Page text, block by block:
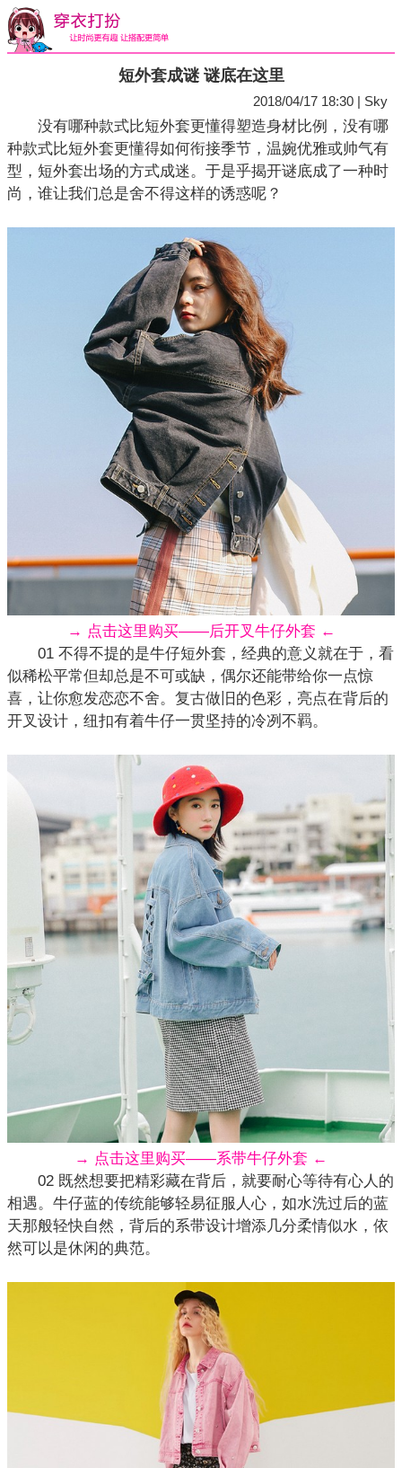
短外套成谜 谜底在这里
2018/04/17 18:30 | Sky
没有哪种款式比短外套更懂得塑造身材比例，没有哪
种款式比短外套更懂得如何衔接季节，温婉优雅或帅气有
型，短外套出场的方式成迷。于是乎揭开谜底成了一种时
尚，谁让我们总是舍不得这样的诱惑呢？
→ 点击这里购买——后开叉牛仔外套 ←
01 不得不提的是牛仔短外套，经典的意义就在于，看
似稀松平常但却总是不可或缺，偶尔还能带给你一点惊
喜，让你愈发恋恋不舍。复古做旧的色彩，亮点在背后的
开叉设计，纽扣有着牛仔一贯坚持的冷冽不羁。
→ 点击这里购买——系带牛仔外套 ←
02 既然想要把精彩藏在背后，就要耐心等待有心人的
相遇。牛仔蓝的传统能够轻易征服人心，如水洗过后的蓝
天那般轻快自然，背后的系带设计增添几分柔情似水，依
然可以是休闲的典范。